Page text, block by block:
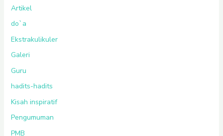
Artikel
do`a
Ekstrakulikuler
Galeri
Guru
hadits-hadits
Kisah inspiratif
Pengumuman
PMB